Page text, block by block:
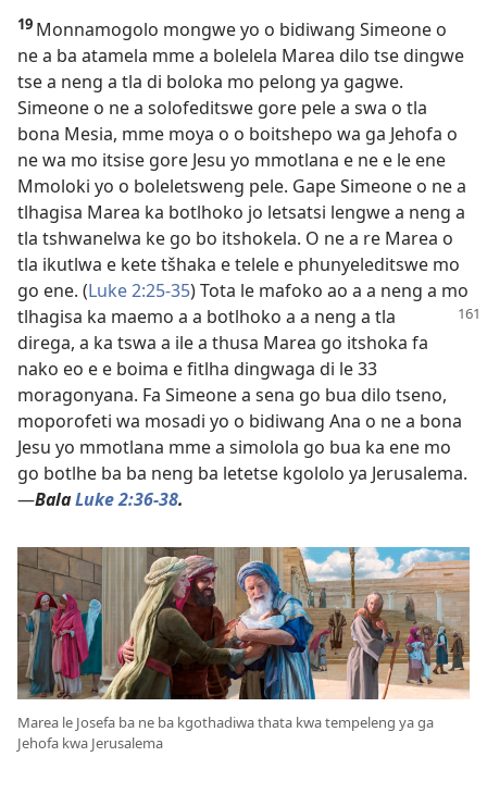
19 Monnamogolo mongwe yo o bidiwang Simeone o
ne a ba atamela mme a bolelela Marea dilo tse dingwe
tse a neng a tla di boloka mo pelong ya gagwe.
Simeone o ne a solofeditswe gore pele a swa o tla
bona Mesia, mme moya o o boitshepo wa ga Jehofa o
ne wa mo itsise gore Jesu yo mmotlana e ne e le ene
Mmoloki yo o boleletsweng pele. Gape Simeone o ne a
tlhagisa Marea ka botlhoko jo letsatsi lengwe a neng a
tla tshwanelwa ke go bo itshokela. O ne a re Marea o
tla ikutlwa e kete tšhaka e telele e phunyeleditswe mo
go ene. (Luke 2:25-35) Tota le mafoko ao a a neng a mo
tlhagisa ka maemo a a botlhoko a a neng a tla
direga, a ka tswa a ile a thusa Marea go itshoka fa
nako eo e e boima e fitlha dingwaga di le 33
moragonyana. Fa Simeone a sena go bua dilo tseno,
moporofeti wa mosadi yo o bidiwang Ana o ne a bona
Jesu yo mmotlana mme a simolola go bua ka ene mo
go botlhe ba ba neng ba letetse kgololo ya Jerusalema.
—BalaLuke 2:36-38.
Marea le Josefa ba ne ba kgothadiwa thata kwa tempeleng ya ga
Jehofa kwa Jerusalema